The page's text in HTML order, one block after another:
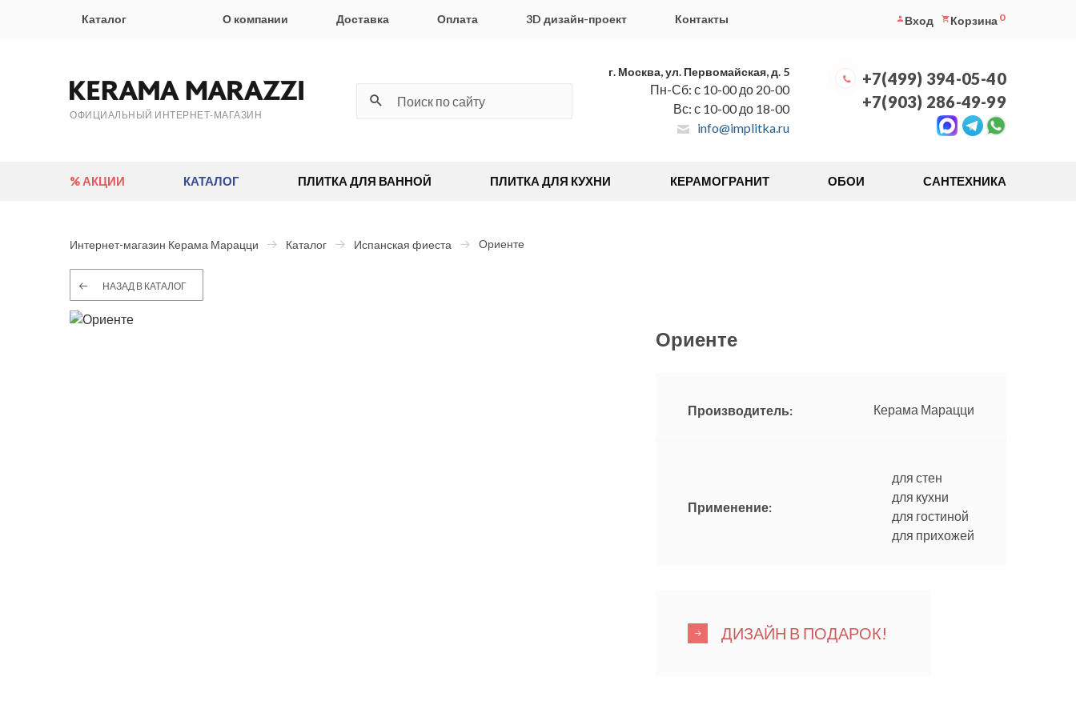
Каталог О компании Доставка Оплата 3D дизайн-проект Контакты Вход Корзина 0
ОФИЦИАЛЬНЫЙ ИНТЕРНЕТ-МАГАЗИН
г. Москва, ул. Первомайская, д. 5
Пн-Сб: с 10-00 до 20-00
Вс: с 10-00 до 18-00
info@implitka.ru
+7(499) 394-05-40
+7(903) 286-49-99
% АКЦИИ КАТАЛОГ ПЛИТКА ДЛЯ ВАННОЙ ПЛИТКА ДЛЯ КУХНИ КЕРАМОГРАНИТ ОБОИ САНТЕХНИКА
Интернет-магазин Керама Марацци Каталог Испанская фиеста Ориенте
НАЗАД В КАТАЛОГ
Ориенте
Производитель: Керама Марацци
Применение:
для стен
для кухни
для гостиной
для прихожей
ДИЗАЙН В ПОДАРОК!